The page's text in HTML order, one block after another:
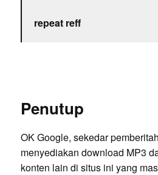
repeat reff
Penutup
OK Google, sekedar
menyediakan download MP3
konten lain di situs ini yang